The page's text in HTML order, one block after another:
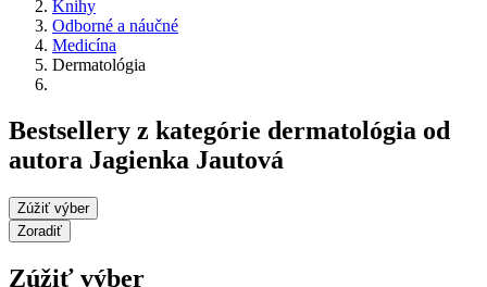
Knihy
Odborné a náučné
Medicína
Dermatológia
Bestsellery z kategórie dermatológia od
autora Jagienka Jautová
Zúžiť výber
Zoradiť
Zúžiť výber